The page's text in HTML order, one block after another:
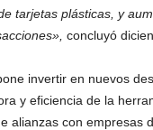
tarjetas plásticas, y
concluyó
invertir en nuevos
y eficiencia de la
alianzas con empresas